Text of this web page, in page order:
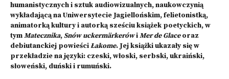
humanistycznych i sztuk audiowizualnych, naukowczynią
wykładającą na Uniwersytecie Jagiellońskim, felietonistką,
animatorką kultury i autorką sześciu książek poetyckich, w
tymMatecznika,Snów uckermärkerówiMer de Glaceoraz
debiutanckiej powieściŁakome. Jej książki ukazały się w
przekładzie na języki: czeski, włoski, serbski, ukraiński,
słoweński, duński i rumuński.